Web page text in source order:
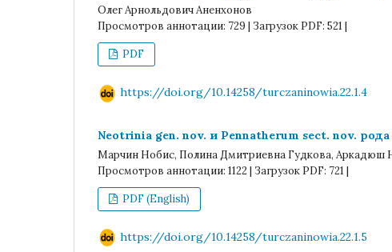
Олег Арнольдович Аненхонов
Просмотров аннотации: 729 | Загрузок PDF: 521 |
PDF
https://doi.org/10.14258/turczaninowia.22.1.4
Neotrinia gen. nov. и Pennatherum sect. nov.
Марчин Нобис, Полина Дмитриевна Гудкова, Аркадюш
Просмотров аннотации: 1122 | Загрузок PDF: 721 |
PDF (English)
https://doi.org/10.14258/turczaninowia.22.1.5